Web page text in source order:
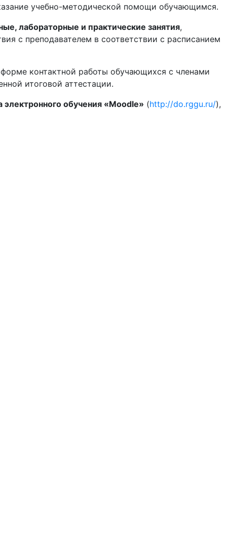
учебно-методической помощи обучающимся.
лабораторные и практические занятия,
с преподавателем в соответствии с расписанием
контактной работы обучающихся с членами
итоговой аттестации.
электронного обучения «Moodle» (http://do.rggu.ru/),